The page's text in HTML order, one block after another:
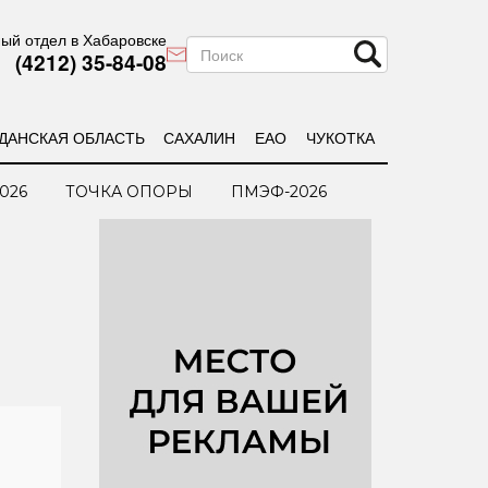
отдел в Хабаровске
(4212) 35-84-08
ОБЛАСТЬ САХАЛИН ЕАО ЧУКОТКА
ТОЧКА ОПОРЫ ПМЭФ-2026